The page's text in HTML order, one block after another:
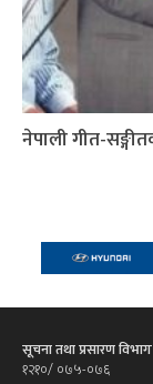
नेपाली गीत-
सूचना तथा प्रसारण विभाग
१२१०/ ०७५-०७६